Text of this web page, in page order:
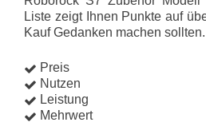
Liste zeigt Ihnen Punkte auf
Kauf Gedanken machen sollten.
Preis
Nutzen
Leistung
Mehrwert